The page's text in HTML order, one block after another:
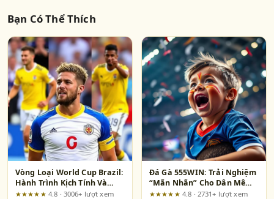
Bạn Có Thể Thích
Vòng Loại World Cup Brazil:
Hành Trình Kịch Tính Và
Cảm Xúc Vỡ Òa
★★★★★ 4.8 · 3006+ lượt xem
Đá Gà 555WIN: Trải Nghiệm
“Mãn Nhãn” Cho Dân Mê
Đòn Lối
★★★★★ 4.8 · 2731+ lượt xem